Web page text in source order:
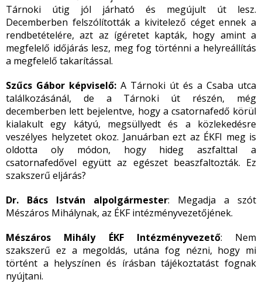
Tárnoki útig jól járható és megújult út lesz.
Decemberben felszólították a kivitelező céget ennek a
rendbetételére, azt az ígéretet kapták, hogy amint a
megfelelő időjárás lesz, meg fog történni a helyreállítás
a megfelelő takarítással.
Szűcs Gábor képviselő: A Tárnoki út és a Csaba utca
találkozásánál, de a Tárnoki út részén, még
decemberben lett bejelentve, hogy a csatornafedő körül
kialakult egy kátyú, megsüllyedt és a közlekedésre
veszélyes helyzetet okoz. Januárban ezt az ÉKFI meg is
oldotta oly módon, hogy hideg aszfalttal a
csatornafedővel együtt az egészet beaszfaltozták. Ez
szakszerű eljárás?
Dr. Bács István alpolgármester: Megadja a szót
Mészáros Mihálynak, az ÉKF intézményvezetőjének.
Mészáros Mihály ÉKF Intézményvezető: Nem
szakszerű ez a megoldás, utána fog nézni, hogy mi
történt a helyszínen és írásban tájékoztatást fognak
nyújtani.